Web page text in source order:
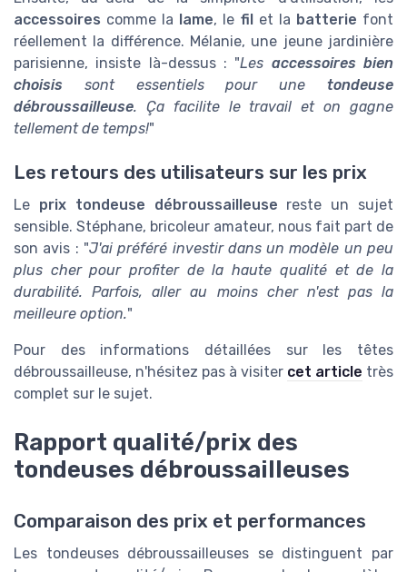
accessoires comme la lame, le filet la batterie font
réellement la différence. Mélanie, une jeune jardinière
parisienne, insiste là-dessus : "Les accessoires bien
choisis sont essentiels pour une tondeuse
débroussailleuse. Ça facilite le travail et on gagne
tellement de temps!"
Les retours des utilisateurs sur les prix
Le prix tondeuse débroussailleuse reste un sujet
sensible. Stéphane, bricoleur amateur, nous fait part de
son avis : "J'ai préféré investir dans un modèle un peu
plus cher pour profiter de la haute qualité et de la
durabilité. Parfois, aller au moins cher n'est pas la
meilleure option."
Pour des informations détaillées sur les têtes
débroussailleuse, n'hésitez pas à visiter cet article très
complet sur le sujet.
Rapport qualité/prix des
tondeuses débroussailleuses
Comparaison des prix et performances
Les tondeuses débroussailleuses se distinguent par